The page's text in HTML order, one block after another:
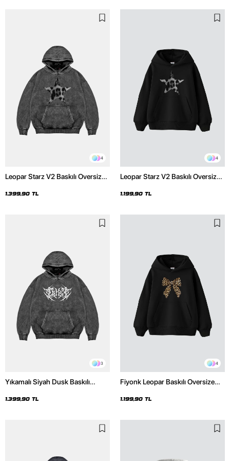
4
Leopar Starz V2 Baskılı Oversize
Hoodie
1.399,90 TL
4
Leopar Starz V2 Baskılı Oversize
1.199,90 TL
3
Yıkamalı Siyah Dusk Baskılı
1.399,90 TL
4
Fiyonk Leopar Baskılı Oversize
1.199,90 TL